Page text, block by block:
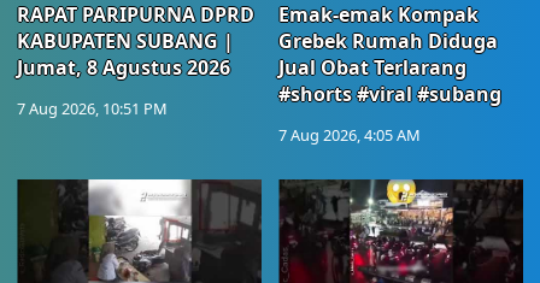
RAPAT PARIPURNA DPRD
KABUPATEN SUBANG |
Jumat, 8 Agustus 2026
7 Aug 2026, 10:51 PM
Emak-emak Kompak
Grebek Rumah Diduga
Jual Obat Terlarang
#shorts #viral #subang
7 Aug 2026, 4:05 AM